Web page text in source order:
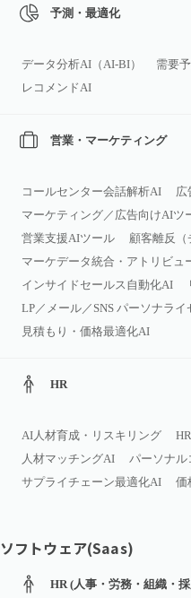
予測・最適化
データ分析AI（AI‑BI） 需要
レコメンドAI
営業・マーケティング
コールセンター会話解析AI 広
マーケティング／広告向けAIツ
営業支援AIツール
顧客離反
マーケデータ統合・アトリビュ
インサイドセールス自動化AI
LP／メール／SNS パーソナラ
見積もり・価格最適化AI
HR
AI人材育成・リスキリング
人材マッチングAI
パーソナ
サプライチェーン最適化AI
価
ソフトウェア(Saas)
HR (人事・労務・組織・